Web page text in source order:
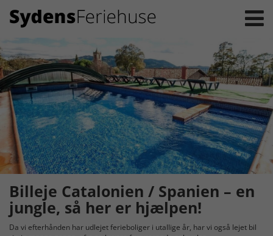
Billeje Catalonien / Spanien – en
jungle, så her er hjælpen!
Da vi efterhånden har udlejet ferieboliger i utallige år, har vi også lejet bil